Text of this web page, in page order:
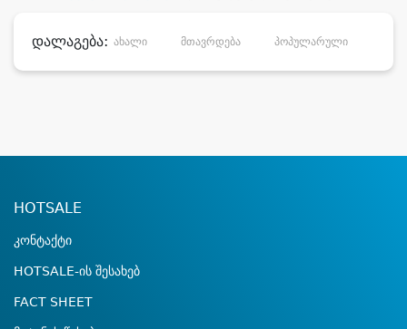
დალაგება: ახალი მთავრდება პოპულარული
HOTSALE
კონტაქტი
HOTSALE-ის შესახებ
FACT SHEET